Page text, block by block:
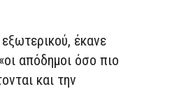
έκανε
απόδημοι όσο πιο
και την